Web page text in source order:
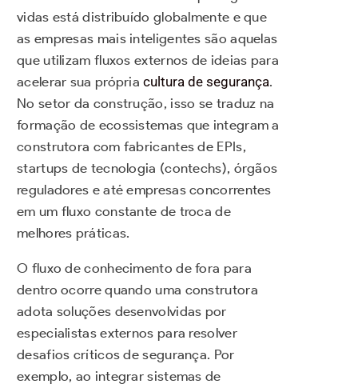
vidas está distribuído globalmente e que
as empresas mais inteligentes são aquelas
que utilizam fluxos externos de ideias para
acelerar sua própriacultura de segurança.
No setor da construção, isso se traduz na
formação de ecossistemas que integram a
construtora com fabricantes de EPIs,
startups de tecnologia (contechs), órgãos
reguladores e até empresas concorrentes
em um fluxo constante de troca de
melhores práticas.
O fluxo de conhecimento de fora para
dentro ocorre quando uma construtora
adota soluções desenvolvidas por
especialistas externos para resolver
desafios críticos de segurança. Por
exemplo, ao integrar sistemas de